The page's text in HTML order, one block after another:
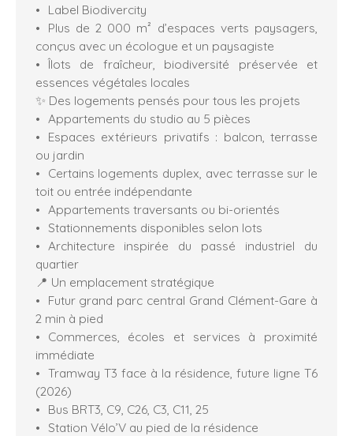
Label Biodivercity
Plus de 2 000 m² d’espaces verts paysagers,
conçus avec un écologue et un paysagiste
Îlots de fraîcheur, biodiversité préservée et
essences végétales locales
✨ Des logements pensés pour tous les projets
Appartements du studio au 5 pièces
Espaces extérieurs privatifs : balcon, terrasse
ou jardin
Certains logements duplex, avec terrasse sur le
toit ou entrée indépendante
Appartements traversants ou bi-orientés
Stationnements disponibles selon lots
Architecture inspirée du passé industriel du
quartier
📍 Un emplacement stratégique
Futur grand parc central Grand Clément-Gare à
2 min à pied
Commerces, écoles et services à proximité
immédiate
Tramway T3 face à la résidence, future ligne T6
(2026)
Bus BRT3, C9, C26, C3, C11, 25
Station Vélo’V au pied de la résidence